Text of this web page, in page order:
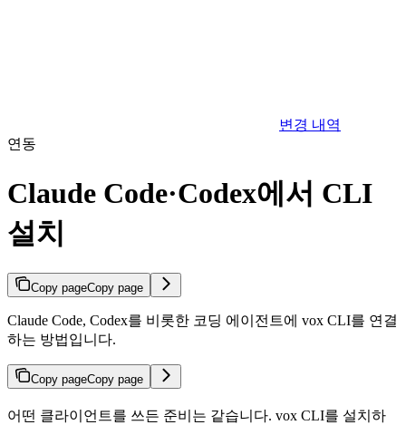
변경 내역
연동
Claude Code·Codex에서 CLI
설치
Copy pageCopy page
Claude Code, Codex를 비롯한 코딩 에이전트에 vox CLI를 연결
하는 방법입니다.
Copy pageCopy page
어떤 클라이언트를 쓰든 준비는 같습니다. vox CLI를 설치하